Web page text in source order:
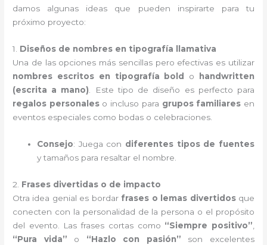
damos algunas ideas que pueden inspirarte para tu
próximo proyecto:
1. Diseños de nombres en tipografía llamativa
Una de las opciones más sencillas pero efectivas es utilizar
nombres escritos en tipografía bold
o
handwritten
(escrita a mano) . Este tipo de diseño es perfecto para
regalos personaleso incluso para grupos familiares en
eventos especiales como bodas o celebraciones.
Consejo: Juega con diferentes tipos de fuentes
y tamaños para resaltar el nombre.
2. Frases divertidas o de impacto
Otra idea genial es bordar frases o lemas divertidosque
conecten con la personalidad de la persona o el propósito
del evento. Las frases cortas como “Siempre positivo”
“Pura vida” o “Hazlo con pasión” son excelentes